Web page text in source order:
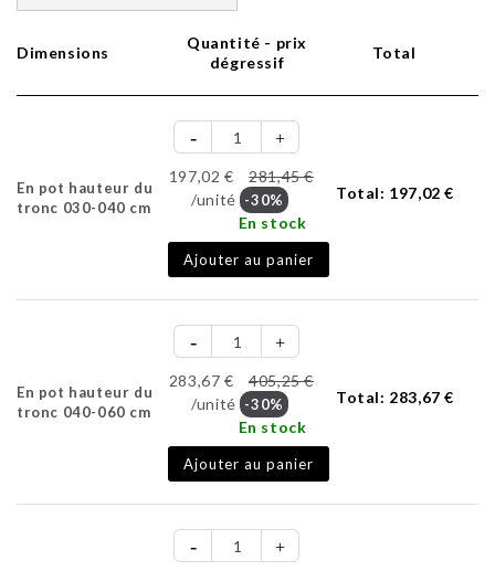
Dimensions
Quantité - prix
dégressif
Total
En pot hauteur du
tronc 030-040 cm
197,02 €
281,45 €
/unité -30%
En stock
Ajouter au panier
Total: 197,02 €
En pot hauteur du
tronc 040-060 cm
283,67 €
405,25 €
/unité -30%
En stock
Ajouter au panier
Total: 283,67 €